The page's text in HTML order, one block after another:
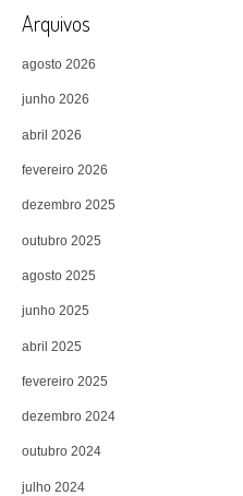
Arquivos
agosto 2026
junho 2026
abril 2026
fevereiro 2026
dezembro 2025
outubro 2025
agosto 2025
junho 2025
abril 2025
fevereiro 2025
dezembro 2024
outubro 2024
julho 2024